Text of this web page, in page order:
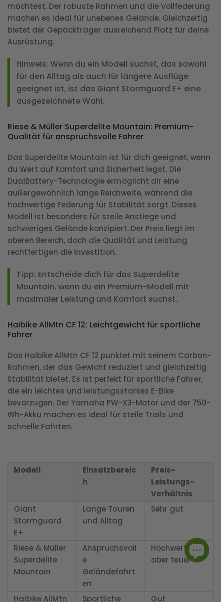
möchtest. Der robuste Rahmen und die Vollfederung
machen es ideal für unebenes Gelände. Gleichzeitig
bietet der Gepäckträger ausreichend Platz für deine
Ausrüstung.
Hinweis: Wenn du ein Modell suchst, das sowohl
für den Alltag als auch für längere Ausflüge
geeignet ist, ist das Giant Stormguard E+ eine
ausgezeichnete Wahl.
Riese & Müller Superdelite Mountain: Premium-
Qualität für anspruchsvolle Fahrer
Das Superdelite Mountain ist für dich geeignet, wenn
du Wert auf Komfort und Sicherheit legst. Die
DualBattery-Technologie ermöglicht dir eine
außergewöhnlich lange Reichweite, während die
hochwertige Federung für Stabilität sorgt. Dieses
Modell ist besonders für steile Anstiege und
schwieriges Gelände konzipiert. Der Preis liegt im
oberen Bereich, doch die Qualität und Leistung
rechtfertigen die Investition.
Tipp: Entscheide dich für das Superdelite
Mountain, wenn du ein Premium-Modell mit
maximaler Leistung und Komfort suchst.
Haibike AllMtn CF 12: Leichtgewicht für sportliche
Fahrer
Das Haibike AllMtn CF 12 punktet mit seinem Carbon-
Rahmen, der das Gewicht reduziert und gleichzeitig
Stabilität bietet. Es ist perfekt für sportliche Fahrer,
die ein leichtes und leistungsstarkes E-Bike
bevorzugen. Der Yamaha PW-X3-Motor und der 750-
Wh-Akku machen es ideal für steile Trails und
schnelle Fahrten.
Modell
Einsatzbereic
h
Preis-
Leistungs-
Verhältnis
Giant
Stormguard
E+
Lange Touren
und Alltag
Sehr gut
Riese & Müller
Superdelite
Mountain
Anspruchsvoll
e
Geländefahrt
en
Hochwertig,
aber teuer
Haibike AllMtn Sportliche Gut